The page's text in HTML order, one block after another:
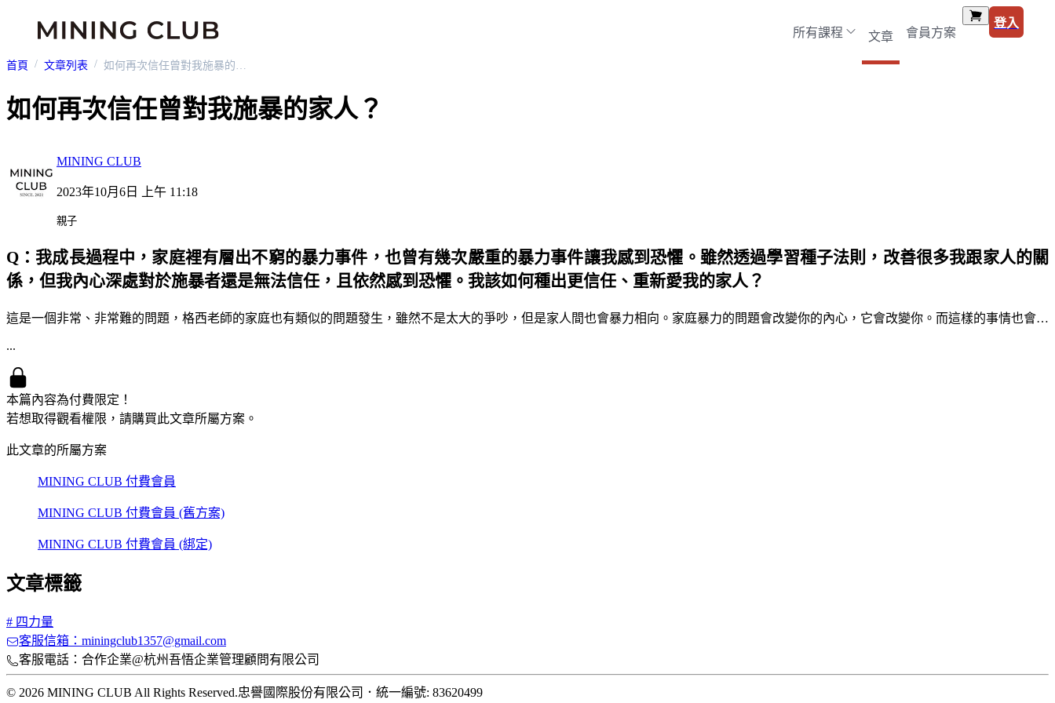
所有課程 文章 會員方案
登入
首頁 文章列表 如何再次信任曾對我施暴的家人？
如何再次信任曾對我施暴的家人？
MINING CLUB
2023年10月6日 上午 11:18
親子
Q：我成長過程中，家庭裡有層出不窮的暴力事件，也曾有幾次嚴重的暴力事件讓我感到恐懼。雖然透過學習種子法則，改善很多我跟家人的關
係，但我內心深處對於施暴者還是無法信任，且依然感到恐懼。我該如何種出更信任、重新愛我的家人？
這是一個非常、非常難的問題，格西老師的家庭也有類似的問題發生，雖然不是太大的爭吵，但是家人間也會暴力相向。家庭暴力的問題會改變你的內心，它會改變你。而這樣的事情也會…
...
本篇內容為付費限定！
若想取得觀看權限，請購買此文章所屬方案。
此文章的所屬方案
MINING CLUB 付費會員
MINING CLUB 付費會員 (舊方案)
MINING CLUB 付費會員 (綁定)
文章標籤
# 四力量
客服信箱：miningclub1357@gmail.com
客服電話：合作企業@杭州吾悟企業管理顧問有限公司
© 2026 MINING CLUB All Rights Reserved.忠譽國際股份有限公司 ． 統一編號: 83620499